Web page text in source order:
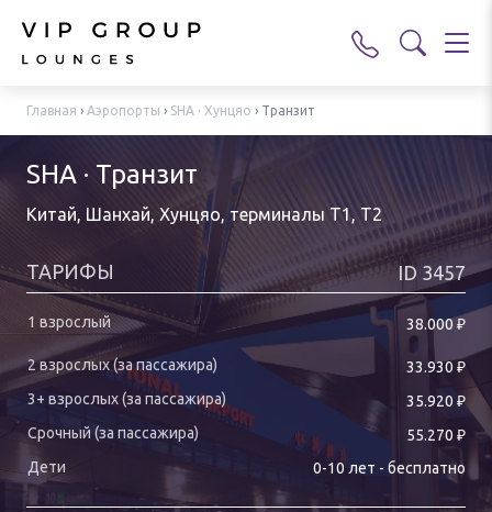
Главная › Аэропорты › SHA · Хунцяо › Транзит
SHA · Транзит
Китай, Шанхай, Хунцяо, терминалы T1, T2
ТАРИФЫ ID 3457
38.000₽
33.930 ₽
35.920 ₽
55.270 ₽
0-10лет - бесплатно